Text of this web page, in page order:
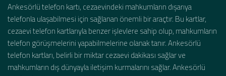
Ankesörlü telefon kartı, cezaevindeki mahkumların dışarıya
telefonla ulaşabilmesi için sağlanan önemli bir araçtır. Bu kartlar,
cezaevi telefon kartlarıyla benzer işlevlere sahip olup, mahkumların
telefon görüşmelerini yapabilmelerine olanak tanır. Ankesörlü
telefon kartları, belirli bir miktar cezaevi dakikası sağlar ve
mahkumların dış dünyayla iletişim kurmalarını sağlar. Ankesörlü